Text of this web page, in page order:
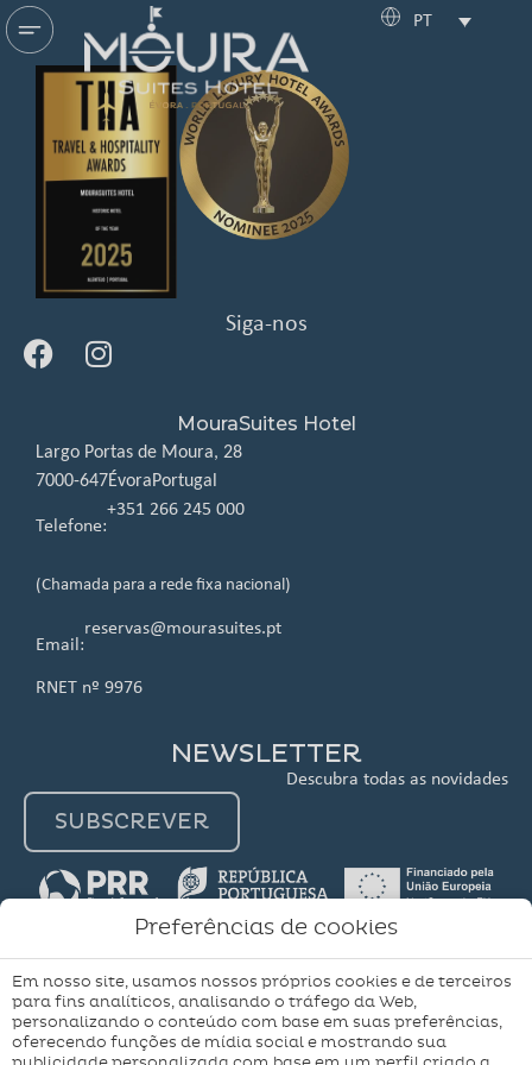
PT
Siga-nos
MouraSuites Hotel
Largo Portas de Moura, 28
7000-647ÉvoraPortugal
Telefone:
+351 266 245 000
(Chamada para a rede fixa nacional)
Email:
reservas@mourasuites.pt
RNET nº 9976
NEWSLETTER
Descubra todas as novidades
SUBSCREVER
Aviso Legal
Política de Cookies
Configuração de Cookies
A minha
reserva
Preferências de cookies
Em nosso site, usamos nossos próprios cookies e de terceiros
para fins analíticos, analisando o tráfego da Web,
personalizando o conteúdo com base em suas preferências,
oferecendo funções de mídia social e mostrando sua